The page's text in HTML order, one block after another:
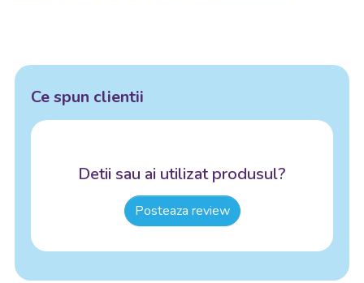
Ce spun clientii
Detii sau ai utilizat produsul?
Posteaza review